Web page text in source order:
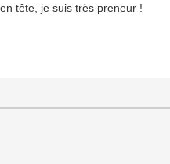
tête, je suis très preneur !